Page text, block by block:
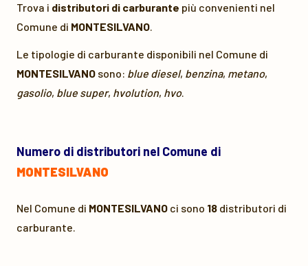
Trova i distributori di carburante più convenienti nel
Comune di MONTESILVANO.
Le tipologie di carburante disponibili nel Comune di
MONTESILVANO sono: blue diesel, benzina, metano,
gasolio, blue super, hvolution, hvo.
Numero di distributori nel Comune di
MONTESILVANO
Nel Comune di MONTESILVANO ci sono 18 distributori di
carburante.